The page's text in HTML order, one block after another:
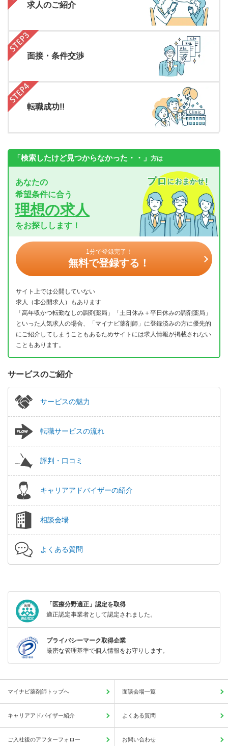
求人のご紹介
面接・条件交渉
転職成功!!
「検索したけど見つからなかった・・」 方は
あなたの
希望条件に合う
理想の求人
をお探しします！
1分で登録完了！
無料で登録する！
サイト上では公開していない
求人（非公開求人）もあります
「高年収かつ転勤なしの調剤薬局」「土日休み＋平日休みの調剤薬局」
といった人気求人の場合、「マイナビ薬剤師」に登録済みの方に優先的
にご紹介してしまうこともあるためサイトには求人情報が掲載されない
こともあります。
サービスのご紹介
サービスの魅力
転職サービスの流れ
評判・口コミ
キャリアアドバイザーの紹介
相談会場
よくある質問
「医療分野適正」認定を取得
適正認定事業者として認定されました。
プライバシーマーク取得企業
厳密な管理基準で個人情報をお守りします。
マイナビ薬剤師トップへ 面談会場一覧
キャリアアドバイザー紹介 よくある質問
ご入社後のアフターフォロー お問い合わせ